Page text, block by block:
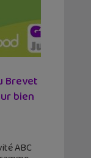
Brevet
bien
ABC